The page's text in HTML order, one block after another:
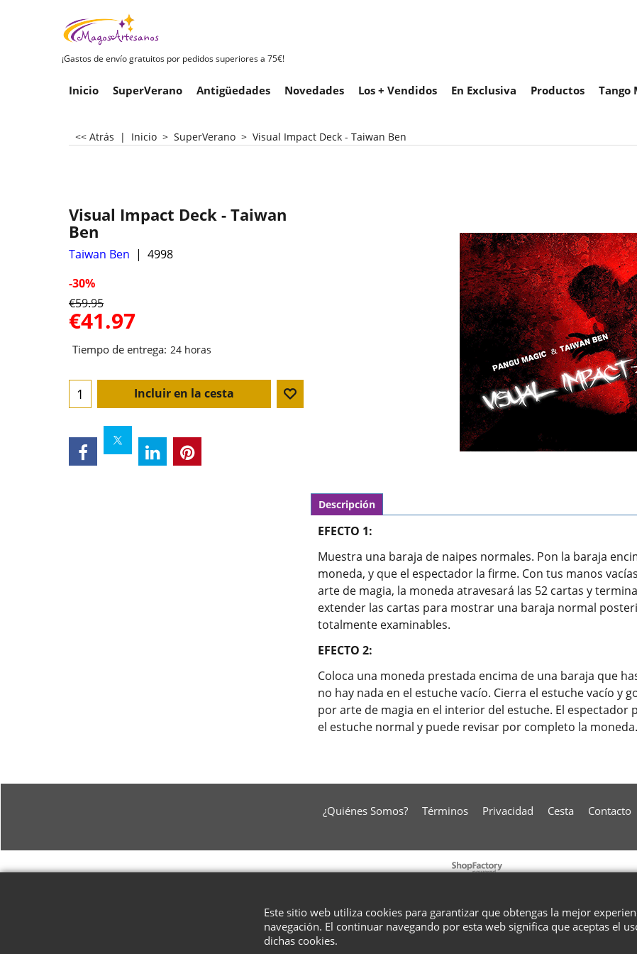
¡Gastos de envío gratuitos por pedidos superiores a 75€!
Inicio SuperVerano Antigüedades Novedades Los + Vendidos En Exclusiva Productos Tango
<< Atrás | Inicio > SuperVerano > Visual Impact Deck - Taiwan Ben
Visual Impact Deck - Taiwan
Ben
Taiwan Ben
4998
-30%
€59.95
€41.97
Tiempo de entrega: 24 horas
Incluir en la cesta
Descripción
EFECTO 1:
Muestra una baraja de naipes normales. Pon la baraja
moneda, y que el espectador la firme. Con tus manos
arte de magia, la moneda atravesará las 52 cartas y
extender las cartas para mostrar una baraja normal
totalmente examinables.
EFECTO 2:
Coloca una moneda prestada encima de una baraja que
no hay nada en el estuche vacío. Cierra el estuche vacío y
por arte de magia en el interior del estuche. El
el estuche normal y puede revisar por completo la moneda.
¿Quiénes Somos? Términos Privacidad Cesta Contacto
To create online store
ShopFactory eCommerce
Este sitio web utiliza cookies para garantizar que obtengas la mejor
navegación. El continuar navegando por esta web significa que aceptas el
dichas cookies.